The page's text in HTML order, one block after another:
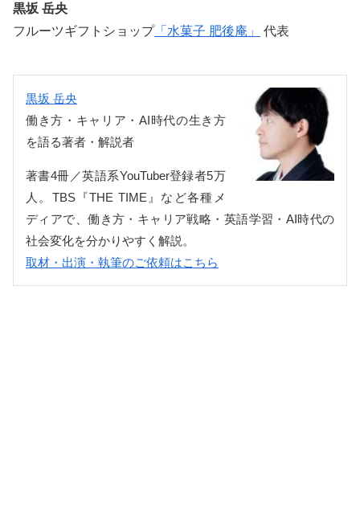
黒坂 岳央
フルーツギフトショップ「水菓子 肥後庵」 代表
黒坂 岳央
働き方・キャリア・AI時代の生き方
を語る著者・解説者
著書4冊／英語系YouTuber登録者5万
人。TBS『THE TIME』など各種メ
ディアで、働き方・キャリア戦略・英語学習・AI時代の
社会変化を分かりやすく解説。
取材・出演・執筆のご依頼はこちら